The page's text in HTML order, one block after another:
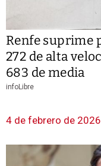
Renfe suprime
272 de alta
683 de media
infoLibre
4 de febrero de 2026